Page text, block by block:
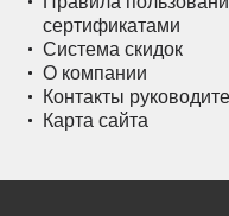
сертификатами
Система скидок
О компании
Контакты
Карта сайта